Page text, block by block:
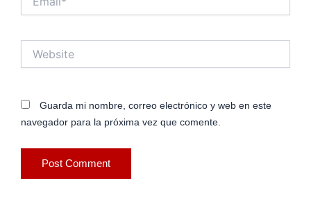
Guarda mi nombre, correo electrónico y web en este
navegador para la próxima vez que comente.